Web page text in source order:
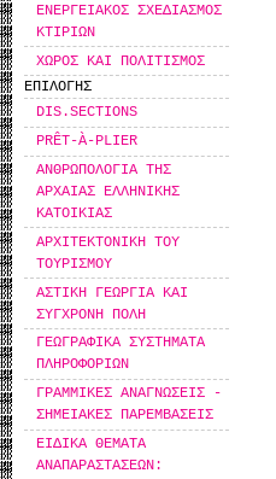
ΕΝΕΡΓΕΙΑΚΟΣ ΣΧΕΔΙΑΣΜΟΣ
ΚΤΙΡΙΩΝ
ΧΩΡΟΣ ΚΑΙ ΠΟΛΙΤΙΣΜΟΣ
ΕΠΙΛΟΓΗΣ
DIS.SECTIONS
PRÊT-À-PLIER
ΑΝΘΡΩΠΟΛΟΓΙΑ ΤΗΣ
ΑΡΧΑΙΑΣ ΕΛΛΗΝΙΚΗΣ
ΚΑΤΟΙΚΙΑΣ
ΑΡΧΙΤΕΚΤΟΝΙΚΗ ΤΟΥ
ΤΟΥΡΙΣΜΟΥ
ΑΣΤΙΚΗ ΓΕΩΡΓΙΑ ΚΑΙ
ΣΥΓΧΡΟΝΗ ΠΟΛΗ
ΓΕΩΓΡΑΦΙΚΑ ΣΥΣΤΗΜΑΤΑ
ΠΛΗΡΟΦΟΡΙΩΝ
ΓΡΑΜΜΙΚΕΣ ΑΝΑΓΝΩΣΕΙΣ -
ΣΗΜΕΙΑΚΕΣ ΠΑΡΕΜΒΑΣΕΙΣ
ΕΙΔΙΚΑ ΘΕΜΑΤΑ
ΑΝΑΠΑΡΑΣΤΑΣΕΩΝ: